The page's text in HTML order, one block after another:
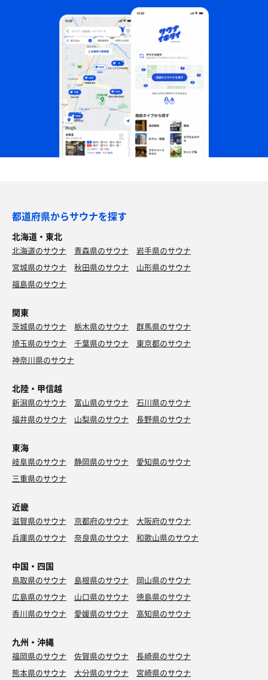
都道府県からサウナを探す
北海道・東北
北海道のサウナ 青森県のサウナ
岩手県のサウナ
宮城県のサウナ
秋田県のサウナ
山形県のサウナ
福島県のサウナ
関東
茨城県のサウナ 栃木県のサウナ
群馬県のサウナ
埼玉県のサウナ
千葉県のサウナ
東京都のサウナ
神奈川県のサウナ
北陸・甲信越
新潟県のサウナ 富山県のサウナ
石川県のサウナ
福井県のサウナ
山梨県のサウナ 長野県のサウナ
東海
岐阜県のサウナ 静岡県のサウナ
愛知県のサウナ
三重県のサウナ
近畿
滋賀県のサウナ 京都府のサウナ
大阪府のサウナ
兵庫県のサウナ
奈良県のサウナ 和歌山県のサウナ
中国・四国
鳥取県のサウナ 島根県のサウナ
岡山県のサウナ
広島県のサウナ
山口県のサウナ
徳島県のサウナ
香川県のサウナ
愛媛県のサウナ 高知県のサウナ
九州・沖縄
福岡県のサウナ 佐賀県のサウナ
長崎県のサウナ
熊本県のサウナ
大分県のサウナ
宮崎県のサウナ